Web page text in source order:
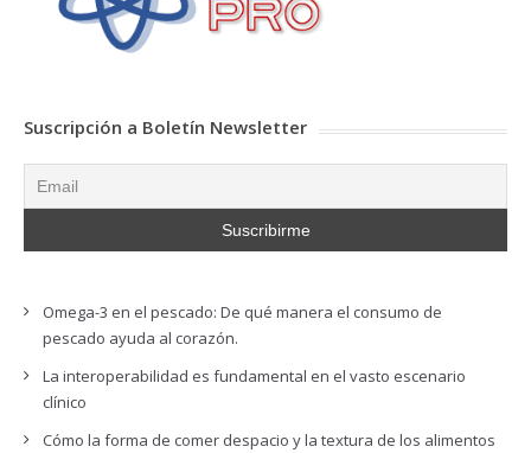
Suscripción a Boletín Newsletter
Omega-3 en el pescado: De qué manera el consumo de
pescado ayuda al corazón.
La interoperabilidad es fundamental en el vasto escenario
clínico
Cómo la forma de comer despacio y la textura de los alimentos